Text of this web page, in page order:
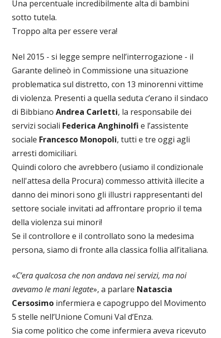
Una percentuale incredibilmente alta di bambini
sotto tutela.
Troppo alta per essere vera!
Nel 2015 - si legge sempre nell’interrogazione - il
Garante delineò in Commissione una situazione
problematica sul distretto, con 13 minorenni vittime
di violenza. Presenti a quella seduta c’erano il sindaco
di Bibbiano Andrea Carletti, la responsabile dei
servizi sociali Federica Anghinolfi e l’assistente
sociale Francesco Monopoli, tutti e tre oggi agli
arresti domiciliari.
Quindi coloro che avrebbero (usiamo il condizionale
nell'attesa della Procura) commesso attività illecite a
danno dei minori sono gli illustri rappresentanti del
settore sociale invitati ad affrontare proprio il tema
della violenza sui minori!
Se il controllore e il controllato sono la medesima
persona, siamo di fronte alla classica follia all’italiana.
«C’era qualcosa che non andava nei servizi, ma noi
avevamo le mani legate», a parlare Natascia
Cersosimo infermiera e capogruppo del Movimento
5 stelle nell’Unione Comuni Val d’Enza.
Sia come politico che come infermiera aveva ricevuto